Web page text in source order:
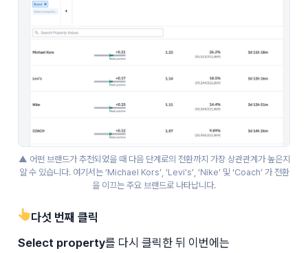
▲ 어떤 브랜드가 추천되었을 때 다음 단계로의 전환까지 가장 상관관계가 높은지
알 수 있습니다. 여기서는 ‘Michael Kors’, ‘Levi's’, ‘Nike’ 및 ‘Coach’ 가 전환
을 이끄는 주요 브랜드로 나타납니다.
👆다섯 번째 클릭
Select property를 다시 클릭한 뒤 이번에는